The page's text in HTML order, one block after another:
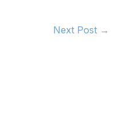
Next Post →